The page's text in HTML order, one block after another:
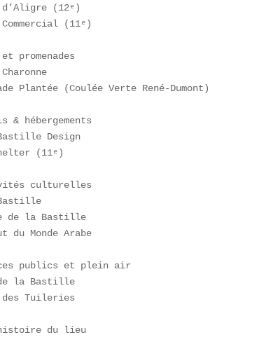
d’Aligre (12ᵉ)
(11ᵉ)
et promenades
Plantée (Coulée Verte René-Dumont)
& hébergements
Design
(11ᵉ)
culturelles
Bastille
de la Bastille
Monde Arabe
publics et plein air
la Bastille
des Tuileries
du lieu